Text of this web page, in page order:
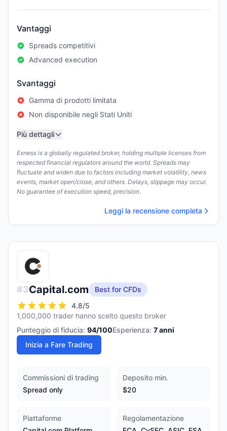
Vantaggi
Spreads competitivi
Advanced execution
Svantaggi
Gamma di prodotti limitata
Non disponibile negli Stati Uniti
Più dettagli
Exness is a globally regulated broker, holding multiple licenses from
respected financial regulators around the world. Spreads may
fluctuate and widen due to factors including market volatility, news
events, market open/close, and others. Delays, slippage may occur.
No guarantee of execution speed, precision.
Leggi la recensione completa
#3Capital.com
Best for CFDs
4.8/5
1,000,000 trader hanno scelto questo broker
Punteggio di fiducia: 94/100Esperienza: 7anni
Inizia a Fare Trading
Commissioni di trading
Spread only
Deposito min.
$20
Piattaforme
Regolamentazione